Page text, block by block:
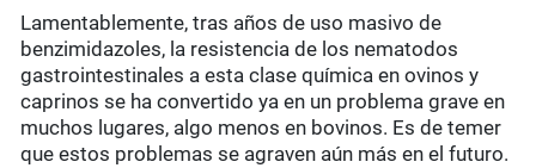
Lamentablemente, tras años de uso masivo de
benzimidazoles, la resistencia de los nematodos
gastrointestinales a esta clase química en ovinos y
caprinos se ha convertido ya en un problema grave en
muchos lugares, algo menos en bovinos. Es de temer
que estos problemas se agraven aún más en el futuro.